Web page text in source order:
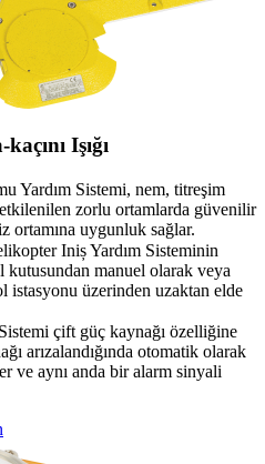
Işığı
Yardım Sistemi, nem, titreşim
zorlu ortamlarda güvenilir
ortamına uygunluk sağlar.
Iniș Yardım Sisteminin
manuel olarak veya
istasyonu üzerinden uzaktan elde
çift güç kaynağı özelliğine
arızalandığında otomatik olarak
ve aynı anda bir alarm sinyali